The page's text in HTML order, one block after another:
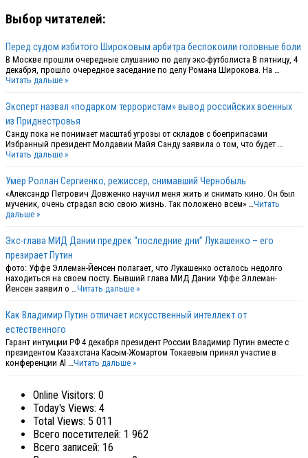
Выбор читателей:
Перед судом избитого Широковым арбитра беспокоили головные боли
В Москве прошли очередные слушанию по делу экс-футболиста В пятницу, 4
декабря, прошло очередное заседание по делу Романа Широкова. На …
Читать дальше »
Эксперт назвал «подарком террористам» вывод российских военных
из Приднестровья
Санду пока не понимает масштаб угрозы от складов с боеприпасами
Избранный президент Молдавии Майя Санду заявила о том, что будет …
Читать дальше »
Умер Роллан Сергиенко, режиссер, снимавший Чернобыль
«Александр Петрович Довженко научил меня жить и снимать кино. Он был
мученик, очень страдал всю свою жизнь. Так положено всем» …Читать
дальше »
Экс-глава МИД Дании предрек “последние дни” Лукашенко – его
презирает Путин
фото: Уффе Эллеман-Йенсен полагает, что Лукашенко осталось недолго
находиться на своем посту. Бывший глава МИД Дании Уффе Эллеман-
Йенсен заявил о …Читать дальше »
Как Владимир Путин отличает искусственный интеллект от
естественного
Гарант интуиции РФ 4 декабря президент России Владимир Путин вместе с
президентом Казахстана Касым-Жомартом Токаевым принял участие в
конференции Al …Читать дальше »
Online Visitors: 0
Today's Views: 4
Total Views: 5 011
Всего посетителей: 1 962
Всего записей: 16